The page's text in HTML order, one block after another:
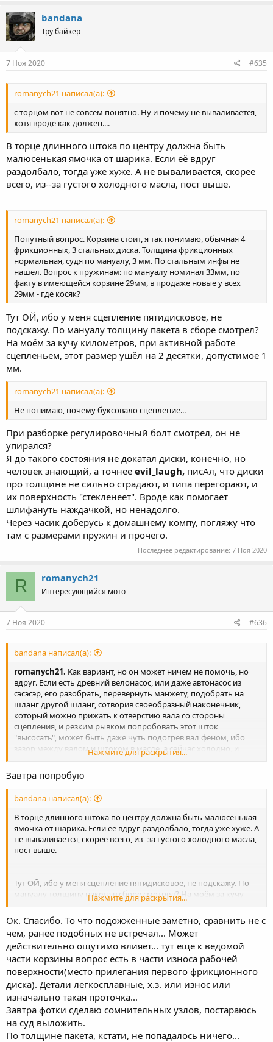
bandana
Тру байкер
7 Ноя 2020 #635
romanych21 написал(а):
с торцом вот не совсем понятно. Ну и почему не вываливается,
хотя вроде как должен....
В торце длинного штока по центру должна быть
малюсенькая ямочка от шарика. Если её вдруг
раздолбало, тогда уже хуже. А не вываливается, скорее
всего, из--за густого холодного масла, пост выше.
romanych21 написал(а):
Попутный вопрос. Корзина стоит, я так понимаю, обычная 4
фрикционных, 3 стальных диска. Толщина фрикционных
нормальная, судя по мануалу, 3 мм. По стальным инфы не
нашел. Вопрос к пружинам: по мануалу номинал 33мм, по
факту в имеющейся корзине 29мм, в продаже новые у всех
29мм - где косяк?
Тут ОЙ, ибо у меня сцепление пятидисковое, не
подскажу. По мануалу толщину пакета в сборе смотрел?
На моём за кучу километров, при активной работе
сцепленьем, этот размер ушёл на 2 десятки, допустимое 1
мм.
romanych21 написал(а):
Не понимаю, почему буксовало сцепление...
При разборке регулировочный болт смотрел, он не
упирался?
Я до такого состояния не докатал диски, конечно, но
человек знающий, а точнее evil_laugh, писАл, что диски
про толщине не сильно страдают, и типа перегорают, и
их поверхность "стекленеет". Вроде как помогает
шлифануть наждачкой, но ненадолго.
Через часик доберусь к домашнему компу, погляжу что
там с размерами пружин и прочего.
Последнее редактирование: 7 Ноя 2020
R romanych21
Интересующийся мото
7 Ноя 2020 #636
bandana написал(а):
romanych21. Как вариант, но он может ничем не помочь, но
вдруг. Если есть древний велонасос, или даже автонасос из
сэсэсэр, его разобрать, перевернуть манжету, подобрать на
шланг другой шланг, сотворив своеобразный наконечник,
который можно прижать к отверстию вала со стороны
сцепления, и резким рывком попробовать этот шток
"высосать", может быть даже чуть подогрев вал феном, ибо
зазор между валом и штоком в масле, а сейчас холодно, и
масло густое-вязкое. Что-то когда-то откуда-то
образом доставал.
Или дождаться завтра, уважаемый
наверняка посоветует правильный путь.
Нажмите для раскрытия...
Завтра попробую
bandana написал(а):
В торце длинного штока по центру должна быть малюсенькая
ямочка от шарика. Если её вдруг раздолбало, тогда уже хуже. А
не вываливается, скорее всего, из--за густого холодного масла,
пост выше.
Тут ОЙ, ибо у меня сцепление пятидисковое, не подскажу. По
мануалу толщину пакета в сборе смотрел? На моём за кучу
километров, при активной работе сцепленьем, этот размер
ушёл на 2 десятки, допустимое 1 мм.
При разборке регулировочный болт смотрел, он не упирался?
Я до такого состояния не докатал диски, конечно, но человек
знающий, а точнееevil_laugh,писАл, что диски про толщине
не сильно страдают, и типа перегорают, и их поверхность
"стекленеет". Вроде как помогает шлифануть наждачкой, но
ненадолго.
Через часик доберусь к домашнему компу, погляжу что там с
размерами пружин и прочего.
Нажмите для раскрытия...
Ок. Спасибо. То что подожженные заметно, сравнить не с
чем, ранее подобных не встречал... Может
действительно ощутимо влияет... тут еще к ведомой
части корзины вопрос есть в части износа рабочей
поверхности(место прилегания первого фрикционного
диска). Детали легкосплавные, х.з. или износ или
изначально такая проточка...
Завтра фотки сделаю сомнительных узлов, постараюсь
на суд выложить.
По толщине пакета, кстати, не попадалось ничего...